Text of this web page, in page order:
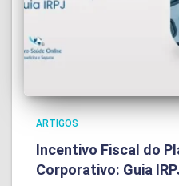
ARTIGOS
Incentivo Fiscal do
Corporativo: Guia